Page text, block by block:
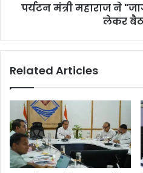
पर्यटन मंत्री महाराज ने
लेकर
Related Articles